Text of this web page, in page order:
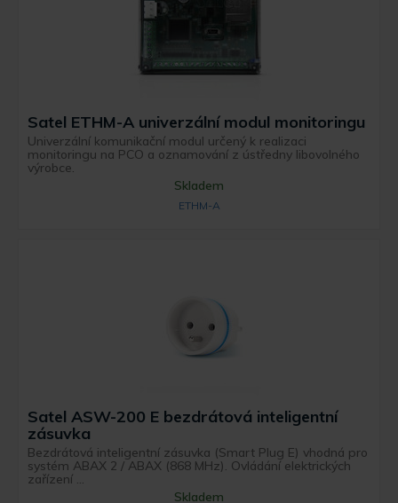
Satel ETHM-A univerzální modul monitoringu
Univerzální komunikační modul určený k realizaci
monitoringu na PCO a oznamování z ústředny libovolného
výrobce.
Skladem
ETHM-A
Satel ASW-200 E bezdrátová inteligentní
zásuvka
Bezdrátová inteligentní zásuvka (Smart Plug E) vhodná pro
systém ABAX 2 / ABAX (868 MHz). Ovládání elektrických
zařízení ...
Skladem